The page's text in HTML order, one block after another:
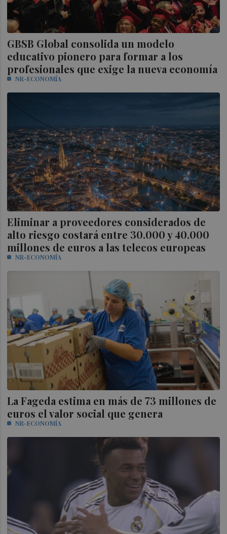
GBSB Global consolida un modelo
educativo pionero para formar a los
profesionales que exige la nueva economía
NR-ECONOMÍA
Eliminar a proveedores considerados de
alto riesgo costará entre 30.000 y 40.000
millones de euros a las telecos europeas
NR-ECONOMÍA
La Fageda estima en más de 73 millones de
euros el valor social que genera
NR-ECONOMÍA